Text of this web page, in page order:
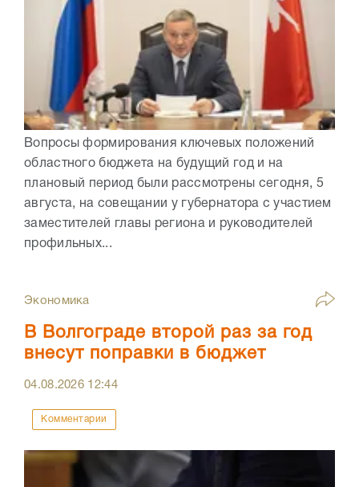
Вопросы формирования ключевых положений
областного бюджета на будущий год и на
плановый период были рассмотрены сегодня, 5
августа, на совещании у губернатора с участием
заместителей главы региона и руководителей
профильных...
Экономика
В Волгограде второй раз за год
внесут поправки в бюджет
04.08.2026 12:44
Комментарии